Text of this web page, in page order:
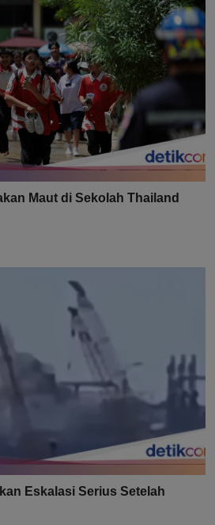
Maut di Sekolah Thailand
Eskalasi Serius Setelah